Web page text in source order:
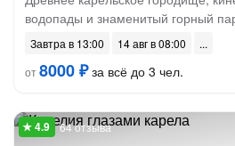
водопады и знаменитый горный
Завтра в 13:00
14 авг в 08:00
от8000 ₽за всё до 3 чел.
64 отзыва